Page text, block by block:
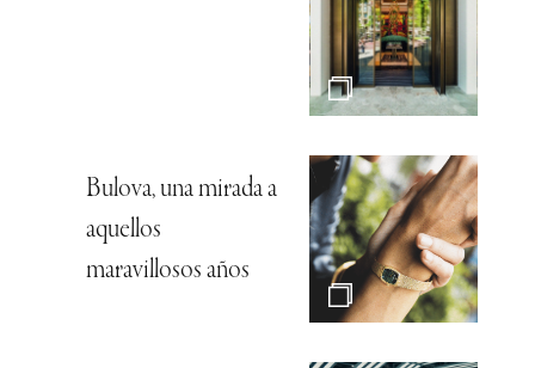
Bulova, una mirada a
aquellos
maravillosos años